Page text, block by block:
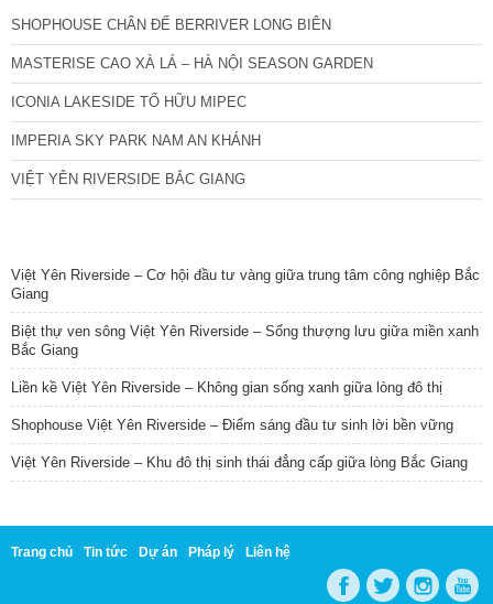
SHOPHOUSE CHÂN ĐẾ BERRIVER LONG BIÊN
MASTERISE CAO XÀ LÁ – HÀ NỘI SEASON GARDEN
ICONIA LAKESIDE TỐ HỮU MIPEC
IMPERIA SKY PARK NAM AN KHÁNH
VIỆT YÊN RIVERSIDE BẮC GIANG
Việt Yên Riverside – Cơ hội đầu tư vàng giữa trung tâm công nghiệp Bắc
Giang
Biệt thự ven sông Việt Yên Riverside – Sống thượng lưu giữa miền xanh
Bắc Giang
Liền kề Việt Yên Riverside – Không gian sống xanh giữa lòng đô thị
Shophouse Việt Yên Riverside – Điểm sáng đầu tư sinh lời bền vững
Việt Yên Riverside – Khu đô thị sinh thái đẳng cấp giữa lòng Bắc Giang
Trang chủ Tin tức Dự án Pháp lý Liên hệ